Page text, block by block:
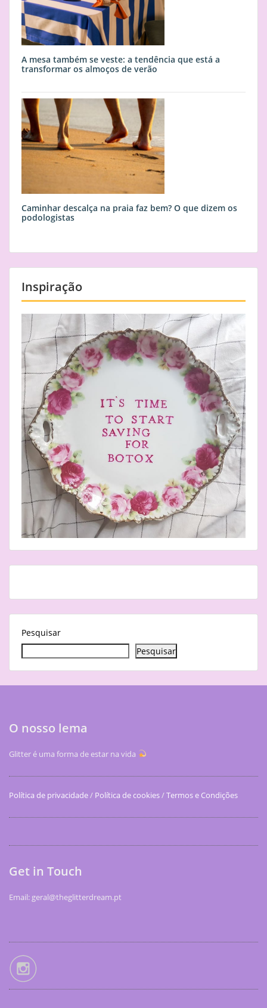
A mesa também se veste: a tendência que está a
transformar os almoços de verão
Caminhar descalça na praia faz bem? O que dizem os
podologistas
Inspiração
Pesquisar
Pesquisar
O nosso lema
Glitter é uma forma de estar na vida
Política de privacidade/ Política de cookies/Termos e Condições
Get in Touch
Email: geral@theglitterdream.pt